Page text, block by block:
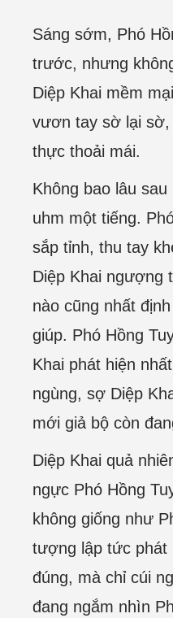
Sáng sớm, Phó
trước, nhưng
Diệp Khai mềm
vươn tay sờ lại
thực thoải mái.
Không bao lâu
uhm một tiếng.
sắp tỉnh, thu tay
Diệp Khai ngượng
nào cũng nhất
giúp. Phó Hồng
Khai phát hiện
ngùng, sợ Diệp
mới giả bộ còn
Diệp Khai quả
ngực Phó Hồng
không giống như
tượng lập tức phát
đúng, mà chỉ cúi
đang ngắm nhìn